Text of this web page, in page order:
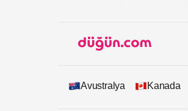
Avustralya Kanada